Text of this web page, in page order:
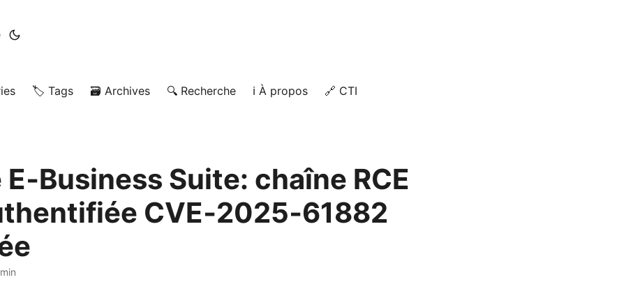
🏷️ Tags 🗃️ Archives 🔍 Recherche ℹ️ À propos 🔗 CTI
Suite: chaîne RCE
CVE‑2025‑61882